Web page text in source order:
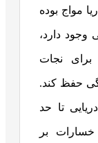
مواج بوده
دارد،
نجات
حفظ کند.
تا حد
بر